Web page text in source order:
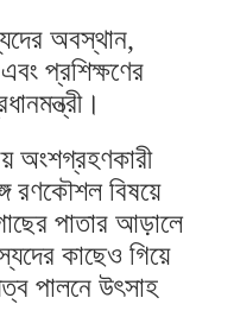
অবস্থান,
প্রশিক্ষণের
অংশগ্রহণকারী
রণকৌশল বিষয়ে
পাতার আড়ালে
কাছেও গিয়ে
পালনে উৎসাহ